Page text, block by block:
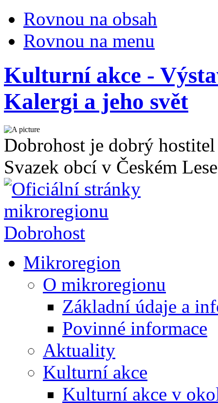
Rovnou na obsah
Rovnou na menu
Kulturní akce -
Kalergi a jeho svět
Dobrohost je dobrý hostitel
Svazek obcí v Českém Lese
Mikroregion
O mikroregionu
Základní údaje a
Povinné informace
Aktuality
Kulturní akce
Kulturní akce v